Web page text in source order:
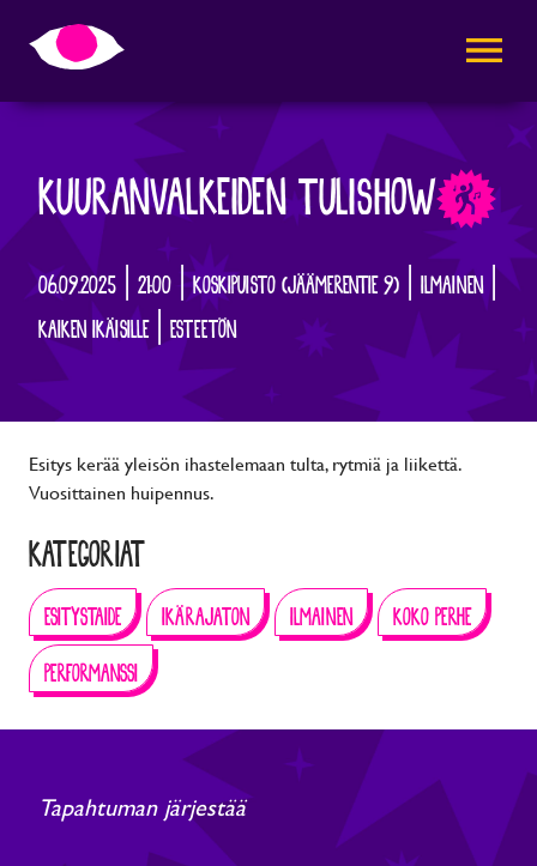
KUURANVALKEIDEN TULISHOW
06.09.2025 | 21:00 | KOSKIPUISTO (JÄÄMERENTIE 9) | ILMAINEN |
KAIKEN IKÄISILLE | ESTEETÖN
Esitys kerää yleisön ihastelemaan tulta, rytmiä ja liikettä.
Vuosittainen huipennus.
KATEGORIAT
ESITYSTAIDE IKÄRAJATON ILMAINEN
KOKO PERHE
PERFORMANSSI
Tapahtuman järjestää